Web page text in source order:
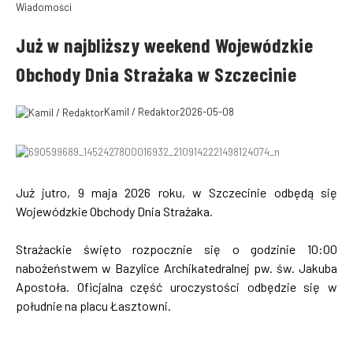
Wiadomości
Już w najbliższy weekend Wojewódzkie
Obchody Dnia Strażaka w Szczecinie
Kamil / Redaktor2026-05-08
Już jutro, 9 maja 2026 roku, w Szczecinie odbędą się
Wojewódzkie Obchody Dnia Strażaka.
Strażackie święto rozpocznie się o godzinie 10:00
nabożeństwem w Bazylice Archikatedralnej pw. św. Jakuba
Apostoła. Oficjalna część uroczystości odbędzie się w
południe na placu Łasztowni.